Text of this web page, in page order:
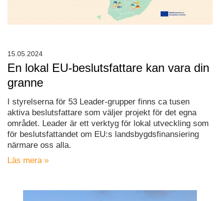
En lokal EU-beslutsfattare kan vara din
granne
I styrelserna för 53 Leader-grupper finns ca tusen
aktiva beslutsfattare som väljer projekt för det egna
området. Leader är ett verktyg för lokal utveckling som
för beslutsfattandet om EU:s landsbygdsfinansiering
närmare oss alla.
Läs mera »
15.05.2024